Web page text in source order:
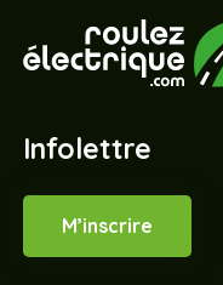
Infolettre
M’inscrire